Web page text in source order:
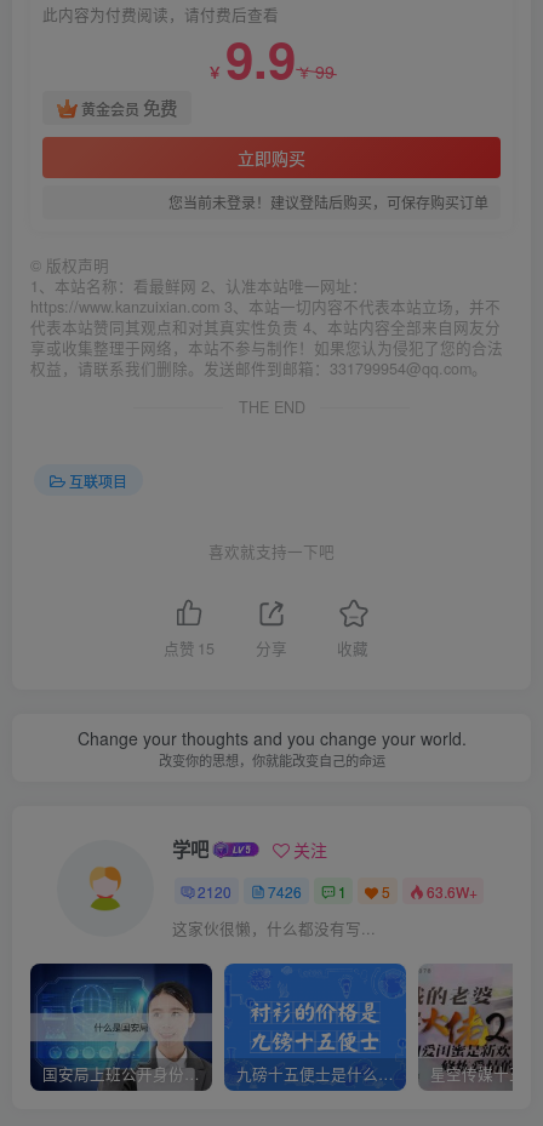
此内容为付费阅读，请付费后查看
￥ 9.9￥99
黄金会员 免费
立即购买
您当前未登录！建议登陆后购买，可保存购买订单
© 版权声明
1、本站名称：看最鲜网 2、认准本站唯一网址：
https://www.kanzuixian.com 3、本站一切内容不代表本站立场，并不
代表本站赞同其观点和对其真实性负责 4、本站内容全部来自网友分
享或收集整理于网络，本站不参与制作！如果您认为侵犯了您的合法
权益，请联系我们删除。发送邮件到邮箱：331799954@qq.com。
THE END
互联项目
喜欢就支持一下吧
点赞 15 分享 收藏
Change your thoughts and you change your world.
改变你的思想，你就能改变自己的命运
学吧 关注
2120 7426 1 5 63.6W+
这家伙很懒，什么都没有写...
国安局上班公开身份是什么（国安身份对家人保密吗） 九磅十五便士是什么意思（九磅十五便士是什么梗）